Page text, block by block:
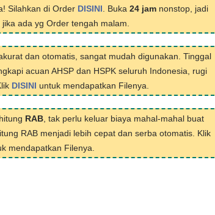
Silahkan di Order DISINI . Buka 24 jam nonstop, jadi
ada yg Order tengah malam.
dan otomatis, sangat mudah digunakan. Tinggal
acuan AHSP dan HSPK seluruh Indonesia, rugi
DISINI untuk mendapatkan Filenya.
RAB, tak perlu keluar biaya mahal-mahal buat
RAB menjadi lebih cepat dan serba otomatis. Klik
mendapatkan Filenya.